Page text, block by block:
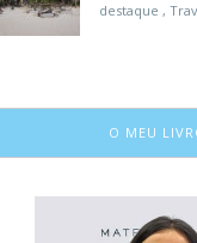
destaque ,
O MEU